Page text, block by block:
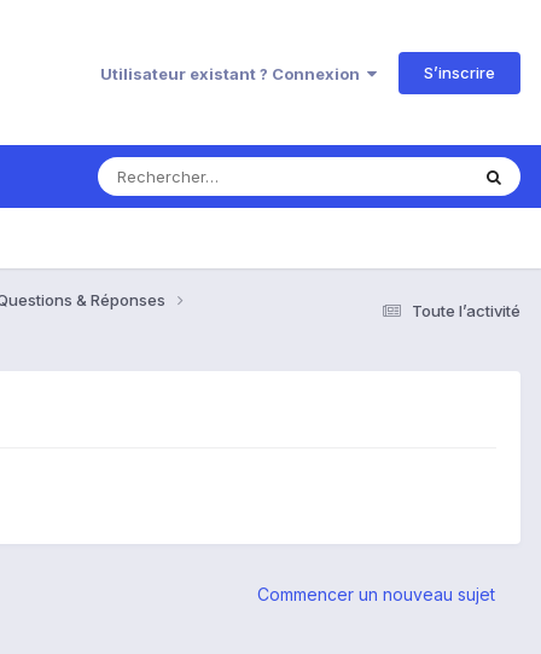
Utilisateur existant ? Connexion S’inscrire
Toute l’activité
& Réponses
Commencer un nouveau sujet